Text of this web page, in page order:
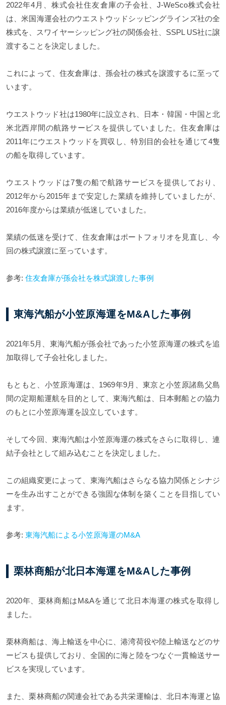
2022年4月、株式会社住友倉庫の子会社、J-WeSco株式会社
は、米国海運会社のウエストウッドシッピングラインズ社の全
株式を、スワイヤーシッピング社の関係会社、SSPL US社に譲
渡することを決定しました。
これによって、住友倉庫は、孫会社の株式を譲渡するに至って
います。
ウエストウッド社は1980年に設立され、日本・韓国・中国と北
米北西岸間の航路サービスを提供していました。住友倉庫は
2011年にウエストウッドを買収し、特別目的会社を通じて4隻
の船を取得しています。
ウエストウッドは7隻の船で航路サービスを提供しており、
2012年から2015年まで安定した業績を維持していましたが、
2016年度からは業績が低迷していました。
業績の低迷を受けて、住友倉庫はポートフォリオを見直し、今
回の株式譲渡に至っています。
参考: 住友倉庫が孫会社を株式譲渡した事例
東海汽船が小笠原海運をM&Aした事例
2021年5月、東海汽船が孫会社であった小笠原海運の株式を追
加取得して子会社化しました。
もともと、小笠原海運は、1969年9月、東京と小笠原諸島父島
間の定期船運航を目的として、東海汽船は、日本郵船との協力
のもとに小笠原海運を設立しています。
そして今回、東海汽船は小笠原海運の株式をさらに取得し、連
結子会社として組み込むことを決定しました。
この組織変更によって、東海汽船はさらなる協力関係とシナジ
ーを生み出すことができる強固な体制を築くことを目指してい
ます。
参考: 東海汽船による小笠原海運のM&A
栗林商船が北日本海運をM&Aした事例
2020年、栗林商船はM&Aを通じて北日本海運の株式を取得し
ました。
栗林商船は、海上輸送を中心に、港湾荷役や陸上輸送などのサ
ービスも提供しており、全国的に海と陸をつなぐ一貫輸送サー
ビスを実現しています。
また、栗林商船の関連会社である共栄運輸は、北日本海運と協